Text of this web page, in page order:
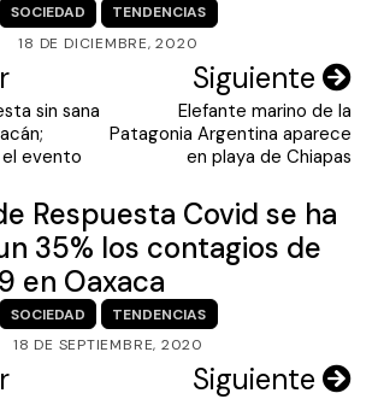
SOCIEDAD
TENDENCIAS
18 DE DICIEMBRE, 2020
sin sana
evento
Siguiente
Elefante marino de la
Patagonia Argentina aparece
en playa de Chiapas
Respuesta Covid se ha
35% los contagios de
en Oaxaca
SOCIEDAD
TENDENCIAS
18 DE SEPTIEMBRE, 2020
Siguiente